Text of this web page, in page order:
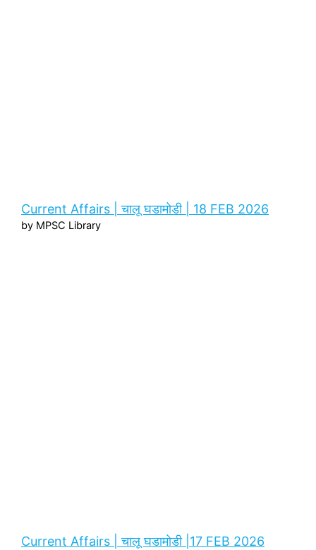
Current Affairs | चालू घडामोडी | 18 FEB 2026
by MPSC Library
Current Affairs | चालू घडामोडी |17 FEB 2026